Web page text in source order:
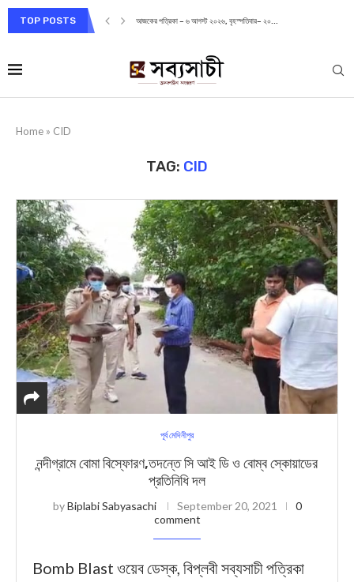
TOP POSTS আজকের পত্রিকা – ৬ আগস্ট ২০২৬, বৃহস্পতিবার– ২০...
Home » CID
TAG: CID
পূর্ব মেদিনীপুর
নন্দীগ্রামে বোমা বিস্ফোরণ,তদন্তে সি আই ডি ও বোম্ব স্কোয়াডের
প্রতিনিধি দল
byBiplabi Sabyasachi September 20, 2021
0
comment
Bomb Blast ওয়েব ডেস্ক, বিপ্লবী সব্যসাচী পত্রিকা